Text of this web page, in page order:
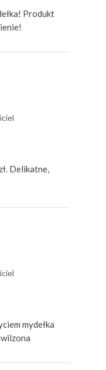
Produkt
Delikatne,
mydełka